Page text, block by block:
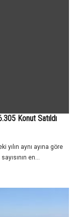
Konut Satıldı
yılın aynı ayına göre
en...